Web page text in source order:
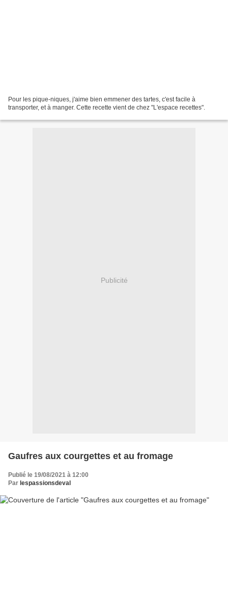
Pour les pique-niques, j'aime bien emmener des tartes, c'est facile à
transporter, et à manger. Cette recette vient de chez "L'espace recettes".
Publicité
Gaufres aux courgettes et au fromage
Publié le 19/08/2021 à 12:00
Par lespassionsdeval